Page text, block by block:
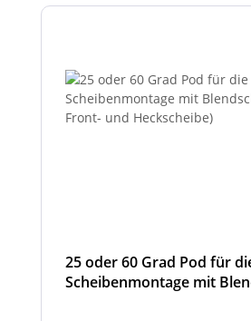
25 oder 60 Grad Pod für
Scheibenmontage mit